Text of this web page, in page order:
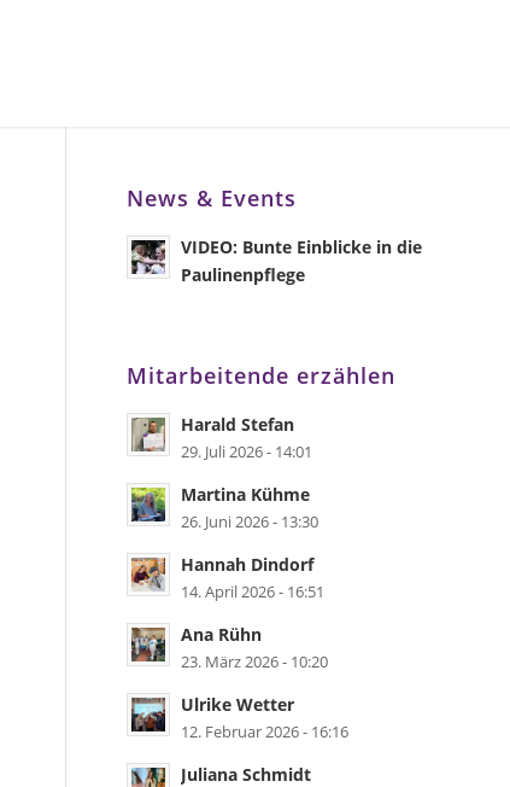
News & Events
VIDEO: Bunte Einblicke in die
Paulinenpflege
Mitarbeitende erzählen
Harald Stefan
29. Juli 2026 - 14:01
Martina Kühme
26. Juni 2026 - 13:30
Hannah Dindorf
14. April 2026 - 16:51
Ana Rühn
23. März 2026 - 10:20
Ulrike Wetter
12. Februar 2026 - 16:16
Juliana Schmidt